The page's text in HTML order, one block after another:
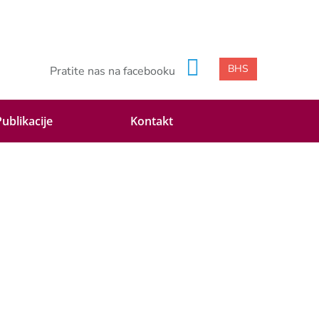
Pratite nas na facebooku BHS
Kontakt